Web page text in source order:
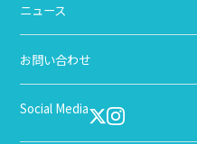
ニュース
お問い合わせ
Social Media